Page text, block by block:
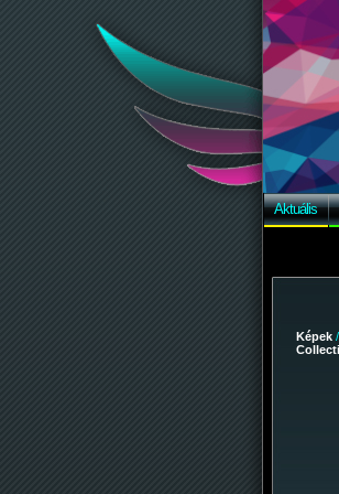
Aktuális
Képek